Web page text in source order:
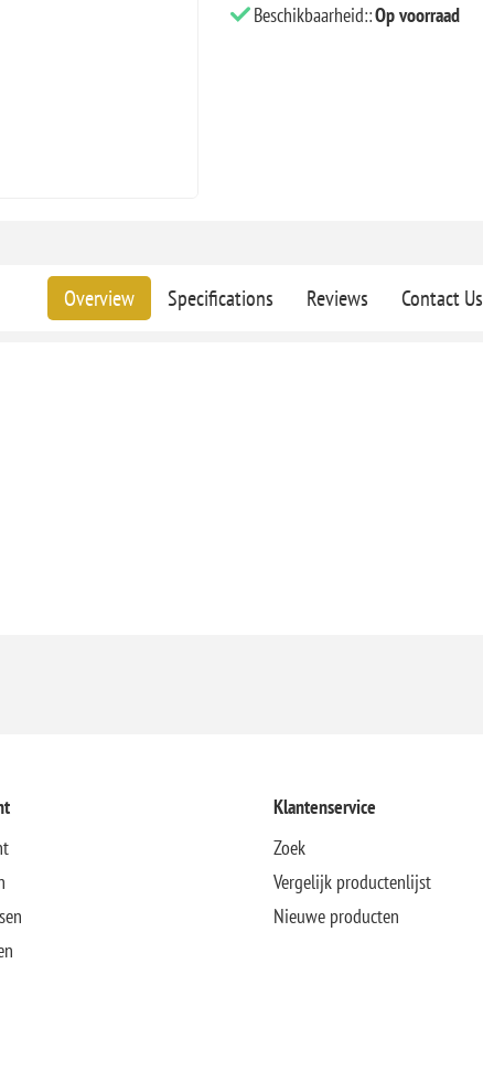
Beschikbaarheid::Op voorraad
Overview Specifications Reviews Contact Us
Klantenservice
Zoek
Vergelijk productenlijst
Nieuwe producten